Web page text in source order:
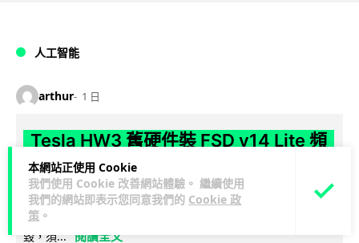
本網站正使用 Cookie
我們使用 Cookie 改善網站體驗。 繼續使用
我們的網站即表示您同意我們的 Cookie 政
策 。
人工智能
arthur 1 日
Tesla HW3 舊硬件裝 FSD v14 Lite 頻
現過熱 部分電腦損毀車主須自費維修
Tesla 向 HW3 舊車款推送 FSD v14 Lite 系統，引發大量車主反
映自動駕駛電腦嚴重過熱，部分更觸發高溫保護甚至直接燒
毀，須... 閱讀全文